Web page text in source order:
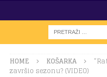
HOME KOŠARKA
završio sezonu? (VIDEO)